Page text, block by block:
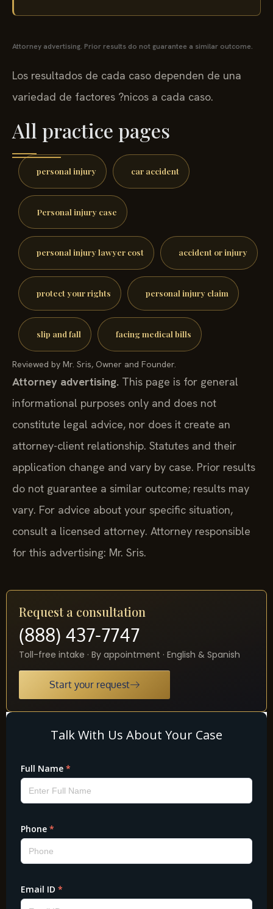
Attorney advertising. Prior results do not guarantee a similar outcome.
Los resultados de cada caso dependen de una
variedad de factores ?nicos a cada caso.
All practice pages
personal injury car accident
Personal injury case
personal injury lawyer cost accident or injury
protect your rights personal injury claim
slip and fall facing medical bills
Reviewed by Mr. Sris, Owner and Founder.
Attorney advertising. This page is for general
informational purposes only and does not
constitute legal advice, nor does it create an
attorney-client relationship. Statutes and their
application change and vary by case. Prior results
do not guarantee a similar outcome; results may
vary. For advice about your specific situation,
consult a licensed attorney. Attorney responsible
for this advertising: Mr. Sris.
Request a consultation
(888) 437-7747
Toll-free intake · By appointment · English & Spanish
Start your request